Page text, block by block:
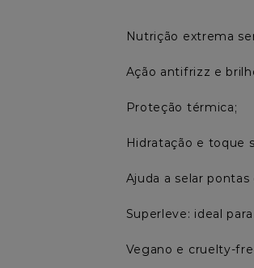
Nutrição extrema
Ação antifrizz e
Proteção térmica;
Hidratação e toque
Ajuda a selar pontas
Superleve: ideal
Vegano e cruelty-